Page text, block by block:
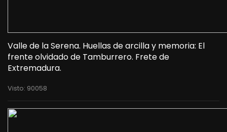
Valle de la Serena. Huellas de arcilla y memoria: El
frente olvidado de Tamburrero. Frete de
Extremadura.
Visto: 90058